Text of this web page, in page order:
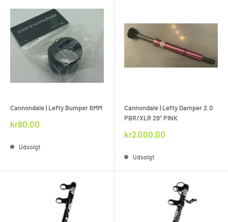
Cannondale | Lefty Bumper 6MM
Rabat
kr80.00
Udsolgt
Cannondale | Lefty Damper 2.0
PBR/XLR 29” PINK
Rabat
kr2,000.00
Udsolgt